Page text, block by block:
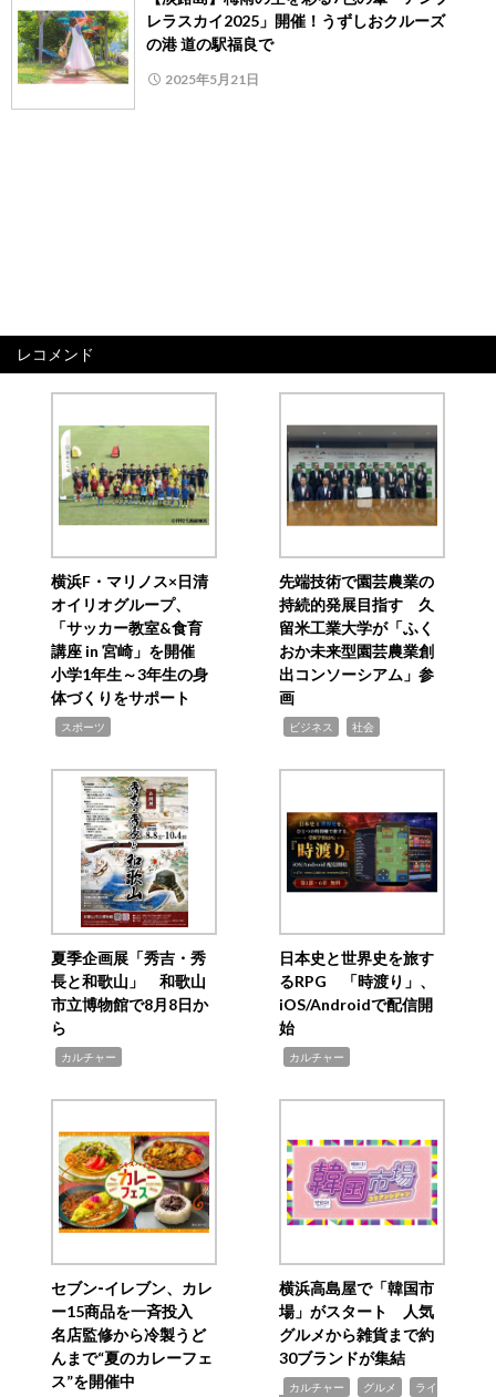
レラスカイ2025」開催！うずしおクルーズ
の港 道の駅福良で
2025年5月21日
レコメンド
横浜F・マリノス×日清
オイリオグループ、
「サッカー教室&食育
講座 in 宮崎」を開催
小学1年生～3年生の身
体づくりをサポート
スポーツ
先端技術で園芸農業の
持続的発展目指す 久
留米工業大学が「ふく
おか未来型園芸農業創
出コンソーシアム」参
画
ビジネス 社会
夏季企画展「秀吉・秀
長と和歌山」 和歌山
市立博物館で8月8日か
ら
カルチャー
日本史と世界史を旅す
るRPG 「時渡り」、
iOS/Androidで配信開
始
カルチャー
セブン‐イレブン、カレ
ー15商品を一斉投入
名店監修から冷製うど
んまで“夏のカレーフェ
ス”を開催中
横浜高島屋で「韓国市
場」がスタート 人気
グルメから雑貨まで約
30ブランドが集結
カルチャー グルメ
ライ